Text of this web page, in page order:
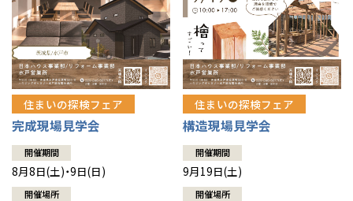
住まいの探検フェア
完成現場見学会
開催期間
8月8日(土)・9日(日)
開催場所
住まいの探検フェア
構造現場見学会
開催期間
9月19日(土)
開催場所